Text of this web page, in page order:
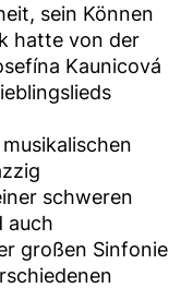
sein Können
hatte von der
Kaunicová
schweren
auch
großen Sinfonie